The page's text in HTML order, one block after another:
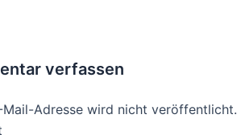
verfassen
Mail-Adresse wird nicht veröffentlicht.